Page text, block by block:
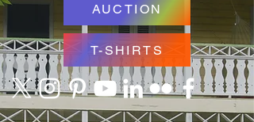
AUCTION
T-SHIRTS